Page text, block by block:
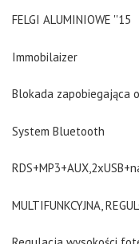
FELGI ALUMINIOWE ''15
Immobilaizer
Blokada zapobiegająca
System Bluetooth
MULTIFUNKCYJNA,